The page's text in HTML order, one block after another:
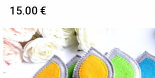
15.00 €